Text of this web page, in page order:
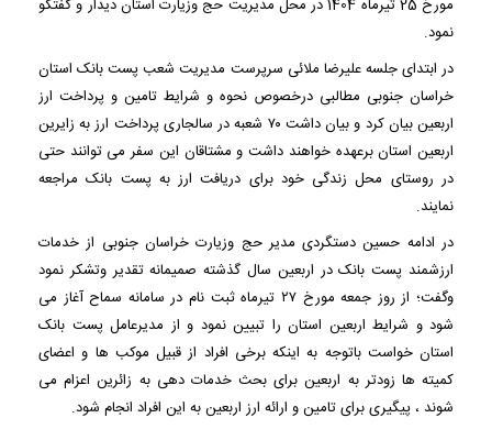
مورخ 25 تیرماه 1404 در محل مدیریت حج وزیارت استان دیدار و گفتگو
نمود.
در ابتدای جلسه علیرضا ملائی سرپرست مدیریت شعب پست بانک استان
خراسان جنوبی مطالبی درخصوص نحوه و شرایط تامین و پرداخت ارز
اربعین بیان کرد و بیان داشت ۷۰ شعبه در سالجاری پرداخت ارز به زایرین
اربعین استان برعهده خواهند داشت و مشتاقان این سفر می توانند حتی
در روستای محل زندگی خود برای دریافت ارز به پست بانک مراجعه
نمایند.
در ادامه حسین دستگردی مدیر حج وزیارت خراسان جنوبی از خدمات
ارزشمند پست بانک در اربعین سال گذشته صمیمانه تقدیر وتشکر نمود
وگفت؛ از روز جمعه مورخ ۲۷ تیرماه ثبت نام در سامانه سماح آغاز می
شود و شرایط اربعین استان را تبیین نمود و از مدیرعامل پست بانک
استان خواست باتوجه به اینکه برخی افراد از قبیل موکب ها و اعضای
کمیته ها زودتر به اربعین برای بحث خدمات دهی به زائرین اعزام می
شوند ، پیگیری برای تامین و ارائه ارز اربعین به این افراد انجام شود.